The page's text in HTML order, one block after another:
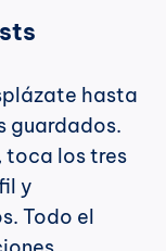
hasta
guardados.
toca los tres
y
Todo el